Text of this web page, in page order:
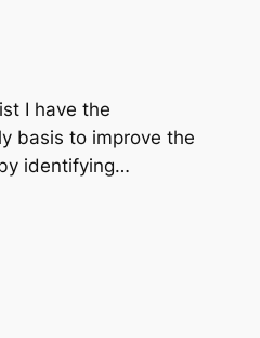
I have the
basis to improve the
identifying…